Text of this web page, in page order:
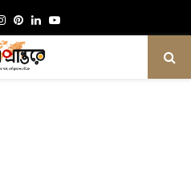
Instagram
Pinterest
LinkedinYoutube